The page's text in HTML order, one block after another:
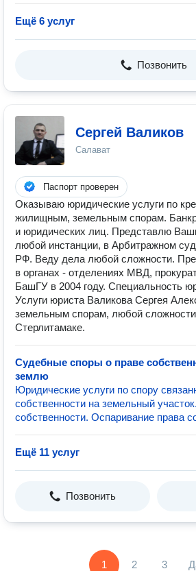
Ещё 6 услуг
Позвонить
Сергей Валиков
Салават
Паспорт проверен
Оказываю юридические услуги по
жилищным, земельным спорам.
и юридических лиц. Представлю
любой инстанции, в Арбитражном
РФ. Веду дела любой сложности.
в органах - отделениях МВД,
БашГУ в 2004 году. Специальность
Услуги юриста Валикова Сергея
земельным спорам, любой сложности
Стерлитамаке.
Судебные споры о праве
землю
Юридические услуги по спору
собственности на земельный
собственности. Оспаривание права
Ещё 11 услуг
Позвонить
1 2 3